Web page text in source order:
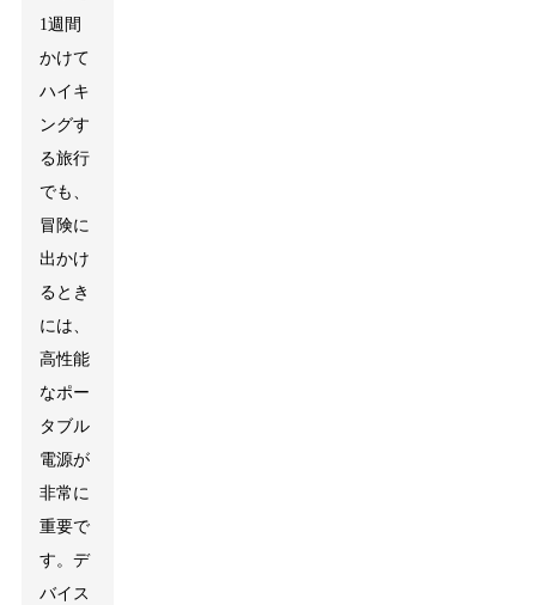
1週間
かけて
ハイキ
ングす
る旅行
でも、
冒険に
出かけ
るとき
には、
高性能
なポー
タブル
電源が
非常に
重要で
す。デ
バイス